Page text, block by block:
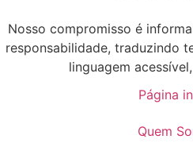
Nosso compromisso é
responsabilidade, traduzindo
linguagem
Página
Quem